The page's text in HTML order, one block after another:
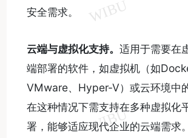
安全需求。
云端与虚拟化支持。 适用于需要在
端部署的软件，如虚拟机（如
VMware、Hyper-V）或云环境中
在这种情况下需支持在多种虚拟化
署，能够适应现代企业的云端需求